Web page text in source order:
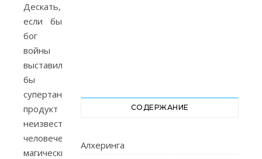
Дескать,
если бы
бог
войны
выставил
бы
супертанк,
продукт
неизвестных
человечеству
магических
СОДЕРЖАНИЕ
Алхеринга